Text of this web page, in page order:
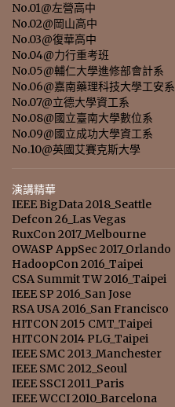
No.01@左營高中
No.02@岡山高中
No.03@復華高中
No.04@力行重考班
No.05@輔仁大學進修部會計系
No.06@嘉南藥理科技大學工安系
No.07@立德大學資工系
No.08@國立臺南大學數位系
No.09@國立成功大學資工系
No.10@英國艾賽克斯大學
演講精華
IEEE BigData 2018_Seattle
Defcon 26_Las Vegas
RuxCon 2017_Melbourne
OWASP AppSec 2017_Orlando
HadoopCon 2016_Taipei
CSA Summit TW 2016_Taipei
IEEE SP 2016_San Jose
RSA USA 2016_San Francisco
HITCON 2015 CMT_Taipei
HITCON 2014 PLG_Taipei
IEEE SMC 2013_Manchester
IEEE SMC 2012_Seoul
IEEE SSCI 2011_Paris
IEEE WCCI 2010_Barcelona